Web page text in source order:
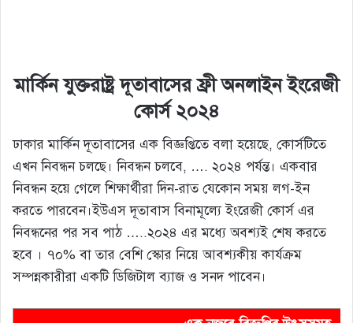
মার্কিন যুক্তরাষ্ট্র দূতাবাসের ফ্রী অনলাইন ইংরেজী
কোর্স ২০২৪
ঢাকার মার্কিন দূতাবাসের এক বিজ্ঞপ্তিতে বলা হয়েছে, কোর্সটিতে
এখন নিবন্ধন চলছে। নিবন্ধন চলবে, …. ২০২৪ পর্যন্ত। একবার
নিবন্ধন হয়ে গেলে শিক্ষার্থীরা দিন-রাত যেকোন সময় লগ-ইন
করতে পারবেন।ইউএস দূতাবাস বিনামূল্যে ইংরেজী কোর্স এর
নিবন্ধনের পর সব পাঠ …..২০২৪ এর মধ্যে অবশ্যই শেষ করতে
হবে । ৭০% বা তার বেশি স্কোর নিয়ে আবশ্যকীয় কার্যক্রম
সম্পন্নকারীরা একটি ডিজিটাল ব্যাজ ও সনদ পাবেন।